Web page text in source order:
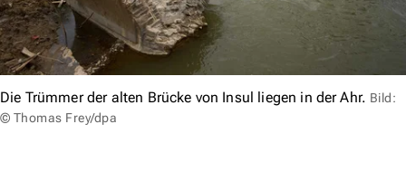
Die Trümmer der alten Brücke von Insul liegen in der Ahr. Bild:
© Thomas Frey/dpa